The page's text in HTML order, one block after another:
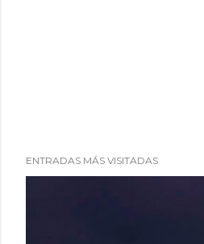
ENTRADAS MÁS VISITADAS